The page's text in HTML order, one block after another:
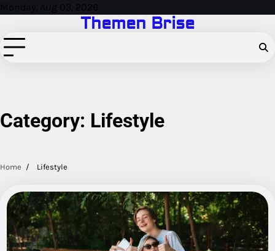
Skip
content
Monday, Aug 03, 2026
Themen Brise
Category: Lifestyle
Home Lifestyle